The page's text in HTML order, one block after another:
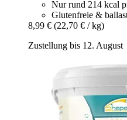
Nur rund 214 kcal
Glutenfreie &
8,99 € (22,70 € / kg)
Zustellung bis 12. August